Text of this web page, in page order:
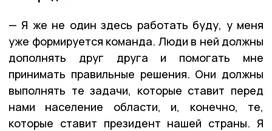
— Я же не один здесь работать буду, у меня
уже формируется команда. Люди в ней должны
дополнять друг друга и помогать мне
принимать правильные решения. Они должны
выполнять те задачи, которые ставит перед
нами население области, и, конечно, те,
которые ставит президент нашей страны. Я